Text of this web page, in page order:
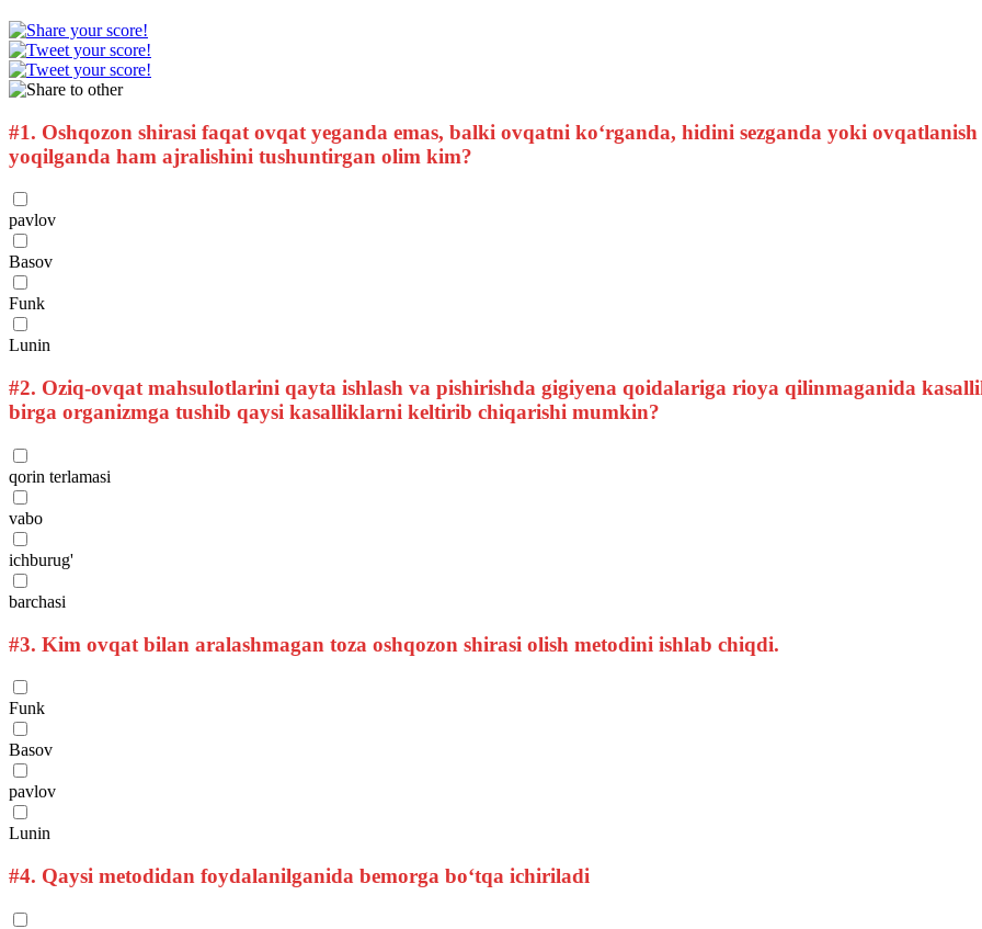
#1. Oshqozon shirasi faqat ovqat yeganda emas, balki ovqatni ko‘rganda, hidini sezganda yoki
yoqilganda ham ajralishini tushuntirgan olim kim?
pavlov
Basov
Funk
Lunin
#2. Oziq-ovqat mahsulotlarini qayta ishlash va pishirishda gigiyena qoidalariga rioya qilinmaganida
birga organizmga tushib qaysi kasalliklarni keltirib chiqarishi mumkin?
qorin terlamasi
vabo
ichburug'
barchasi
#3. Kim ovqat bilan aralashmagan toza oshqozon shirasi olish metodini ishlab chiqdi.
Funk
Basov
pavlov
Lunin
#4. Qaysi metodidan foydalanilganida bemorga bo‘tqa ichiriladi